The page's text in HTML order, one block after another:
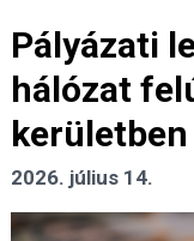
Pályázati
hálózat
kerületben
2026. július 14.